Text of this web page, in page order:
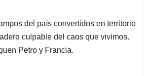
del país convertidos en territorio
culpable del caos que vivimos.
Petro y Francia.